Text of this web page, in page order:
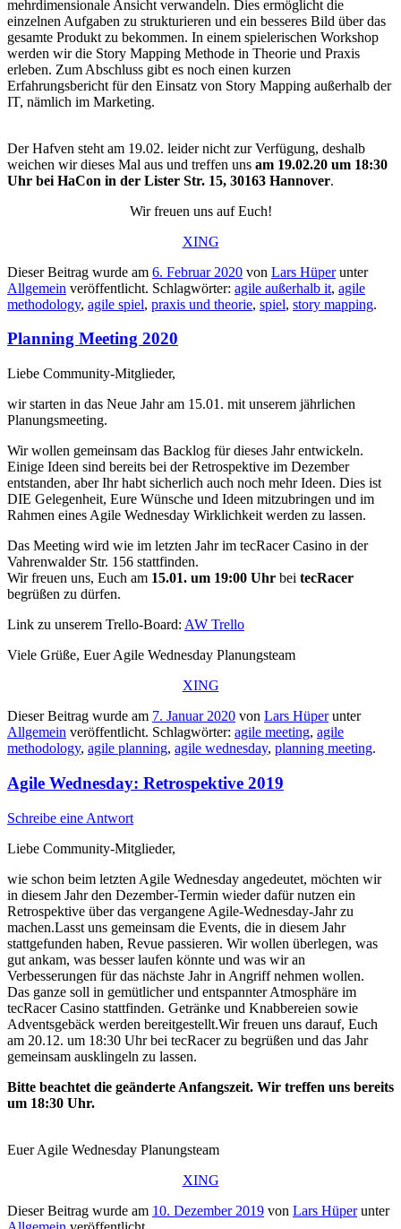
mehrdimensionale Ansicht verwandeln. Dies ermöglicht die
einzelnen Aufgaben zu strukturieren und ein besseres Bild über das
gesamte Produkt zu bekommen. In einem spielerischen Workshop
werden wir die Story Mapping Methode in Theorie und Praxis
erleben. Zum Abschluss gibt es noch einen kurzen
Erfahrungsbericht für den Einsatz von Story Mapping außerhalb der
IT, nämlich im Marketing.
Der Hafven steht am 19.02. leider nicht zur Verfügung, deshalb
weichen wir dieses Mal aus und treffen uns am 19.02.20 um 18:30
Uhr bei HaCon in der Lister Str. 15, 30163 Hannover.
Wir freuen uns auf Euch!
XING
Dieser Beitrag wurde am 6. Februar 2020 von Lars Hüperunter
Allgemein veröffentlicht. Schlagwörter: agile außerhalb it, agile
methodology, agile spiel, praxis und theorie, spiel, story mapping.
Planning Meeting 2020
Liebe Community-Mitglieder,
wir starten in das Neue Jahr am 15.01. mit unserem jährlichen
Planungsmeeting.
Wir wollen gemeinsam das Backlog für dieses Jahr entwickeln.
Einige Ideen sind bereits bei der Retrospektive im Dezember
entstanden, aber Ihr habt sicherlich auch noch mehr Ideen. Dies ist
DIE Gelegenheit, Eure Wünsche und Ideen mitzubringen und im
Rahmen eines Agile Wednesday Wirklichkeit werden zu lassen.
Das Meeting wird wie im letzten Jahr im tecRacer Casino in der
Vahrenwalder Str. 156 stattfinden.
Wir freuen uns, Euch am 15.01. um 19:00 Uhr bei tecRacer
begrüßen zu dürfen.
Link zu unserem Trello-Board: AW Trello
Viele Grüße, Euer Agile Wednesday Planungsteam
XING
Dieser Beitrag wurde am 7. Januar 2020 von Lars Hüperunter
Allgemein veröffentlicht. Schlagwörter: agile meeting, agile
methodology, agile planning, agile wednesday, planning meeting.
Agile Wednesday: Retrospektive 2019
Schreibe eine Antwort
Liebe Community-Mitglieder,
wie schon beim letzten Agile Wednesday angedeutet, möchten wir
in diesem Jahr den Dezember-Termin wieder dafür nutzen ein
Retrospektive über das vergangene Agile-Wednesday-Jahr zu
machen.Lasst uns gemeinsam die Events, die in diesem Jahr
stattgefunden haben, Revue passieren. Wir wollen überlegen, was
gut ankam, was besser laufen könnte und was wir an
Verbesserungen für das nächste Jahr in Angriff nehmen wollen.
Das ganze soll in gemütlicher und entspannter Atmosphäre im
tecRacer Casino stattfinden. Getränke und Knabbereien sowie
Adventsgebäck werden bereitgestellt.Wir freuen uns darauf, Euch
am 20.12. um 18:30 Uhr bei tecRacer zu begrüßen und das Jahr
gemeinsam ausklingeln zu lassen.
Bitte beachtet die geänderte Anfangszeit. Wir treffen uns bereits
um 18:30 Uhr.
Euer Agile Wednesday Planungsteam
XING
Dieser Beitrag wurde am 10. Dezember 2019 von Lars Hüperunter